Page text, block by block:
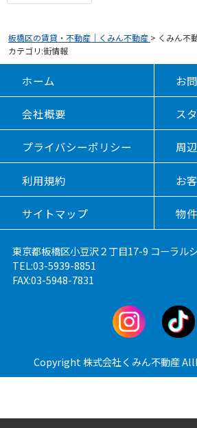
板橋区の賃貸・不動産｜くみん不動産 > くみん不
カテゴリ:街情報
ホーム お
会社概要 ス
プライバシーポリシー 周
利用規約 お
サイトマップ 物
東京都板橋区小豆沢２丁目17-9 コーラル
TEL:03-5939-8851
FAX:03-5948-7831
Copyright 株式会社くみん不動産